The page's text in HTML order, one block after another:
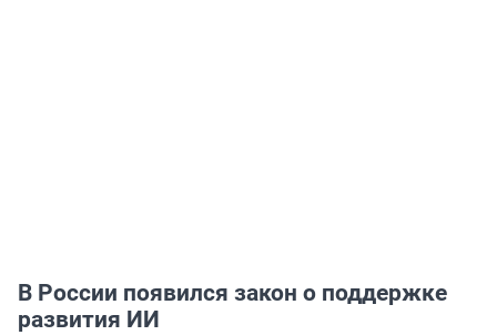
В России появился закон о поддержке
развития ИИ